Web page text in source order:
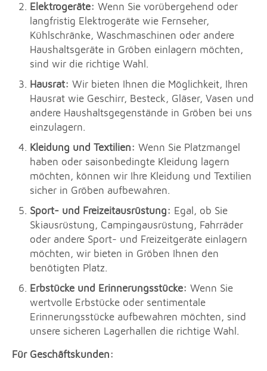
Elektrogeräte: Wenn Sie vorübergehend oder
langfristig Elektrogeräte wie Fernseher,
Kühlschränke, Waschmaschinen oder andere
Haushaltsgeräte in Gröben einlagern möchten,
sind wir die richtige Wahl.
Hausrat: Wir bieten Ihnen die Möglichkeit, Ihren
Hausrat wie Geschirr, Besteck, Gläser, Vasen und
andere Haushaltsgegenstände in Gröben bei uns
einzulagern.
Kleidung und Textilien: Wenn Sie Platzmangel
haben oder saisonbedingte Kleidung lagern
möchten, können wir Ihre Kleidung und Textilien
sicher in Gröben aufbewahren.
Sport- und Freizeitausrüstung: Egal, ob Sie
Skiausrüstung, Campingausrüstung, Fahrräder
oder andere Sport- und Freizeitgeräte einlagern
möchten, wir bieten in Gröben Ihnen den
benötigten Platz.
Erbstücke und Erinnerungsstücke: Wenn Sie
wertvolle Erbstücke oder sentimentale
Erinnerungsstücke aufbewahren möchten, sind
unsere sicheren Lagerhallen die richtige Wahl.
Für Geschäftskunden: